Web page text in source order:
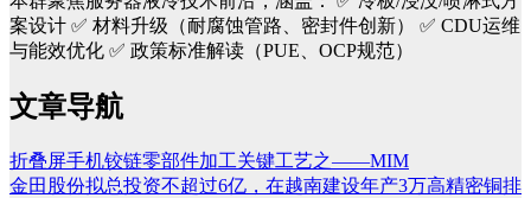
案设计 ✅ 材料升级（耐腐蚀管路、密封件创新）
✅ CDU运维
与能效优化 ✅ 政策标准解读（PUE、OCP规范）
文章导航
折叠屏手机铰链零部件加工关键工艺之——MIM
金田股份拟总投资不超过6亿，在越南建设年产3万高精密铜排